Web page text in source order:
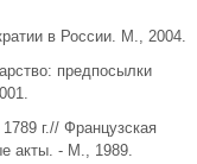
в России. М., 2004.
предпосылки
г.// Французская
акты. - М., 1989.